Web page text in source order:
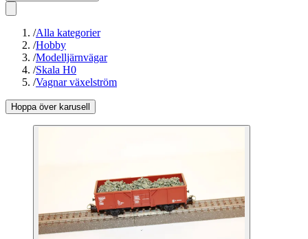
/Alla kategorier
/Hobby
/Modelljärnvägar
/Skala H0
/Vagnar växelström
Hoppa över karusell